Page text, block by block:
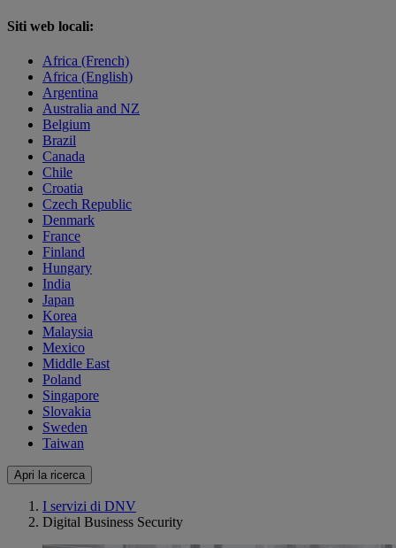
Siti web locali:
Africa (French)
Africa (English)
Argentina
Australia and NZ
Belgium
Brazil
Canada
Chile
Croatia
Czech Republic
Denmark
France
Finland
Hungary
India
Japan
Korea
Malaysia
Mexico
Middle East
Poland
Singapore
Slovakia
Sweden
Taiwan
Apri la ricerca
I servizi di DNV
Digital Business Security